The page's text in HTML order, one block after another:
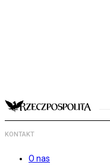
KONTAKT
O nas